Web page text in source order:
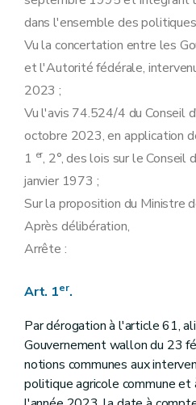
dans l'ensemble des
Vu la concertation entre les
et l'Autorité fédérale,
2023 ;
Vu l'avis 74.524/4 du Conseil
octobre 2023, en application
1 er, 2°, des lois sur le
janvier 1973 ;
Sur la proposition du Ministre
Après délibération,
Arrête :
Art. 1er.
Par dérogation à l'article 61,
Gouvernement wallon du 23
notions communes aux
politique agricole commune et